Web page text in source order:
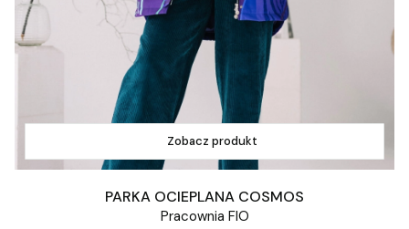
Zobacz produkt
PARKA OCIEPLANA COSMOS
Pracownia FIO